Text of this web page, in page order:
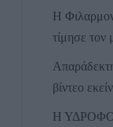
Η
τίμησε τον
βίντεο
Η